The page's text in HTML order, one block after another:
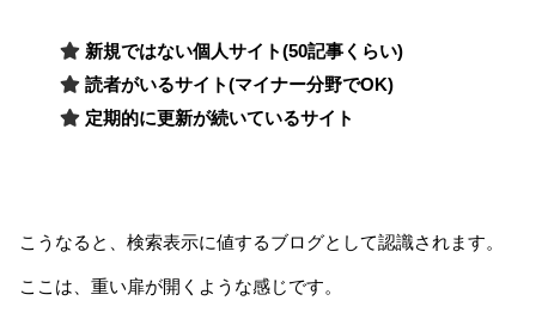
新規ではない個人サイト(50記事くらい)
読者がいるサイト(マイナー分野でOK)
定期的に更新が続いているサイト
こうなると、検索表示に値するブログとして認識されます。
ここは、重い扉が開くような感じです。